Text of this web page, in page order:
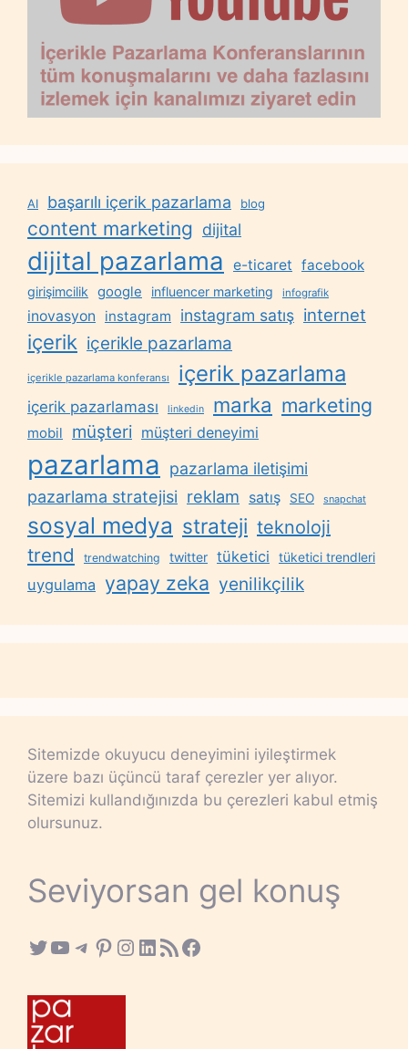
AI başarılı içerik pazarlama blog
content marketing dijital
dijital pazarlama e-ticaret facebook
girişimcilik google influencer marketing infografik
inovasyon instagram instagram satış internet
içerik içerikle pazarlama
içerikle pazarlama konferansı içerik pazarlama
içerik pazarlaması linkedin marka marketing
mobil müşteri müşteri deneyimi
pazarlama
pazarlama iletişimi
pazarlama stratejisi reklam satış SEO snapchat
sosyal medya strateji teknoloji
trend trendwatching twitter tüketici tüketici trendleri
uygulama yapay zeka yenilikçilik
Sitemizde okuyucu deneyimini iyileştirmek
üzere bazı üçüncü taraf çerezler yer alıyor.
Sitemizi kullandığınızda bu çerezleri kabul etmiş
olursunuz.
Seviyorsan gel konuş
Twitter
YouTube
Telegram
Pinterest
Instagram
LinkedIn
RSS FeedFacebook